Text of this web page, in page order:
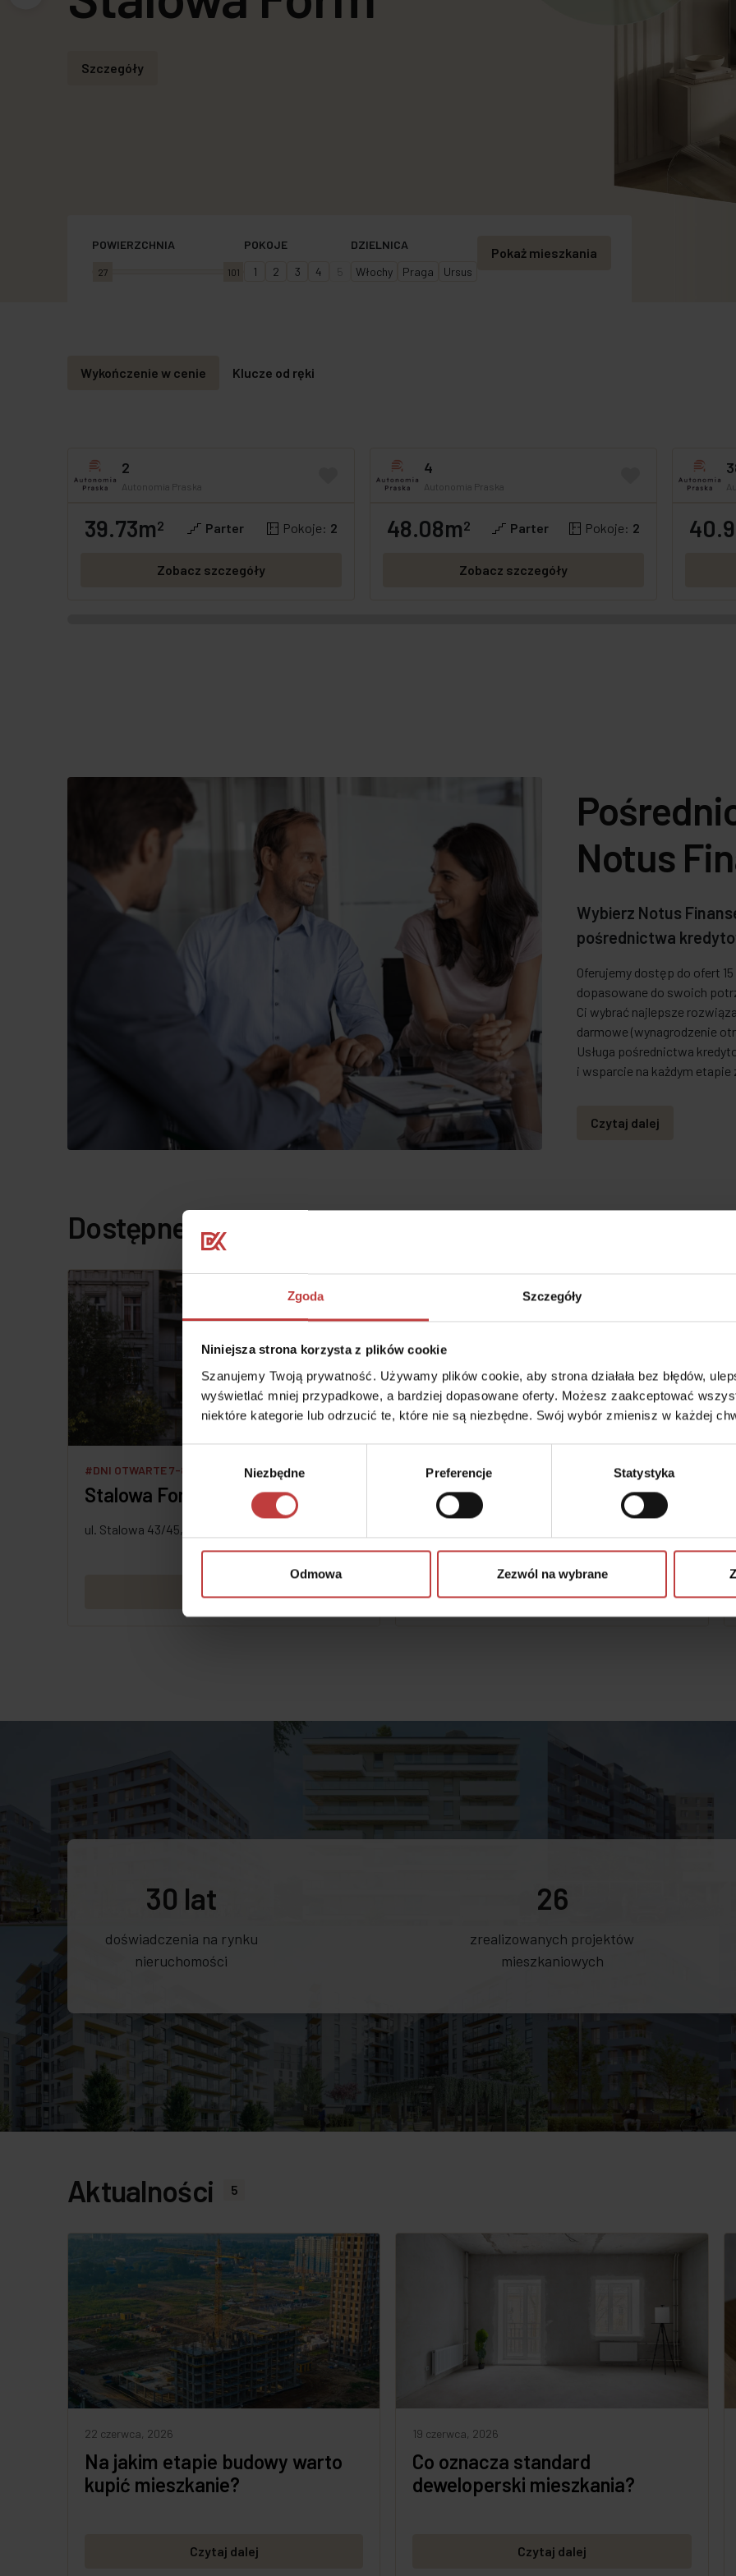
Zgoda Szczegóły
Niniejsza strona korzysta z plików cookie
Szanujemy Twoją prywatność. Używamy plików cookie, aby strona działała bez błędów,
wyświetlać mniej przypadkowe, a bardziej dopasowane oferty. Możesz zaakceptować
niektóre kategorie lub odrzucić te, które nie są niezbędne. Swój wybór zmienisz w każdej
zgody
Niezbędne Preferencje Statystyka
Odmowa Zezwól na wybrane
Autonomia Praska - zobacz mieszkania w Ofercie Specjalnej
Szczegóły
Więcej
POWIERZCHNIA
27 101
POKOJE
1
2 3 4
DZIELNICA
Włochy
Praga Ursus
Pokaż mieszkania
Wykończenie w cenie Klucze od ręki
2
Autonomia Praska
GOTOWE OFERTA SPECJALNA
39.73m2 Parter Pokoje: 2
Zobacz szczegóły
4
Autonomia Praska
GOTOWE OFERTA SPECJALNA
48.08m2 Parter Pokoje: 2
Zobacz szczegóły
GOTOWE
Notus
Wybierz Notus
pośrednictwa
Oferujemy dostęp do ofert
dopasowane do swoich
Ci wybrać najlepsze
darmowe (wynagrodzenie
Usługa pośrednictwa
i wsparcie na każdym
Czytaj dalej
Dostępne projekty mieszkaniowe
#DNI OTWARTE 7-8 SIERPNIA
Stalowa Form 43.45
ul. Stalowa 43/45, Warszawa-Praga
#WYKOŃCZENIE W CENIE
Autonomia Praska
30 lat
doświadczenia na rynku
nieruchomości
26
zrealizowanych projektów
mieszkaniowych
Aktualności 5
22 czerwca, 2026
Na jakim etapie budowy warto
kupić mieszkanie?
Czytaj dalej
19 czerwca, 2026
Co oznacza standard
deweloperski mieszkania?
Czytaj dalej